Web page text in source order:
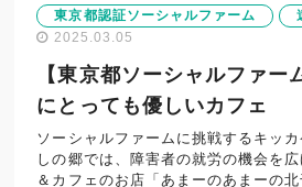
東京都認証ソーシャルファーム
2025.03.05
【東京都ソーシャルファー
にとっても優しいカフェ
ソーシャルファームに挑戦するキッ
しの郷では、障害者の就労の機会を
＆カフェのお店「あまーのあまーの